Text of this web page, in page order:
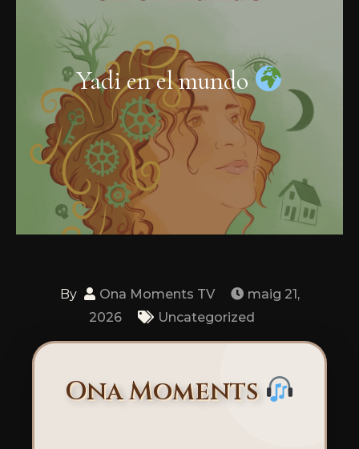
Yadi en el mundo
By Ona Moments TV
maig 21,
2026
Uncategorized
Ona Moments